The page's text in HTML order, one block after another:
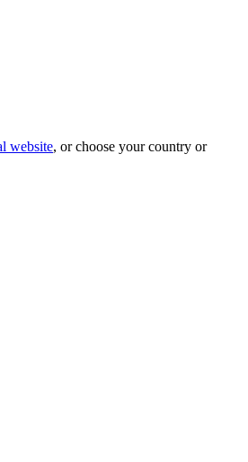
website, or choose your country or